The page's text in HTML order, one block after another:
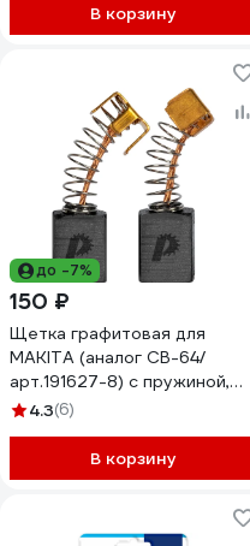
В корзину
до -7%
150 ₽
Щетка графитовая для
MAKITA (аналог CB-64/
арт.191627-8) с пружиной,
5x8x11 мм ПРАКТИКА 790-
4.3(6)
В корзину